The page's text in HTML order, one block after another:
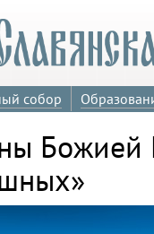
собор
Божией